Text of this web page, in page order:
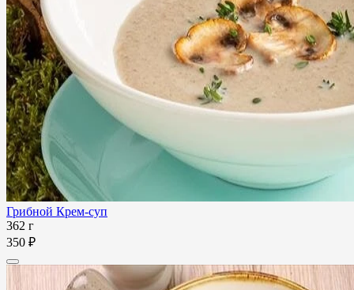
Грибной Крем-суп
362 г
350 ₽